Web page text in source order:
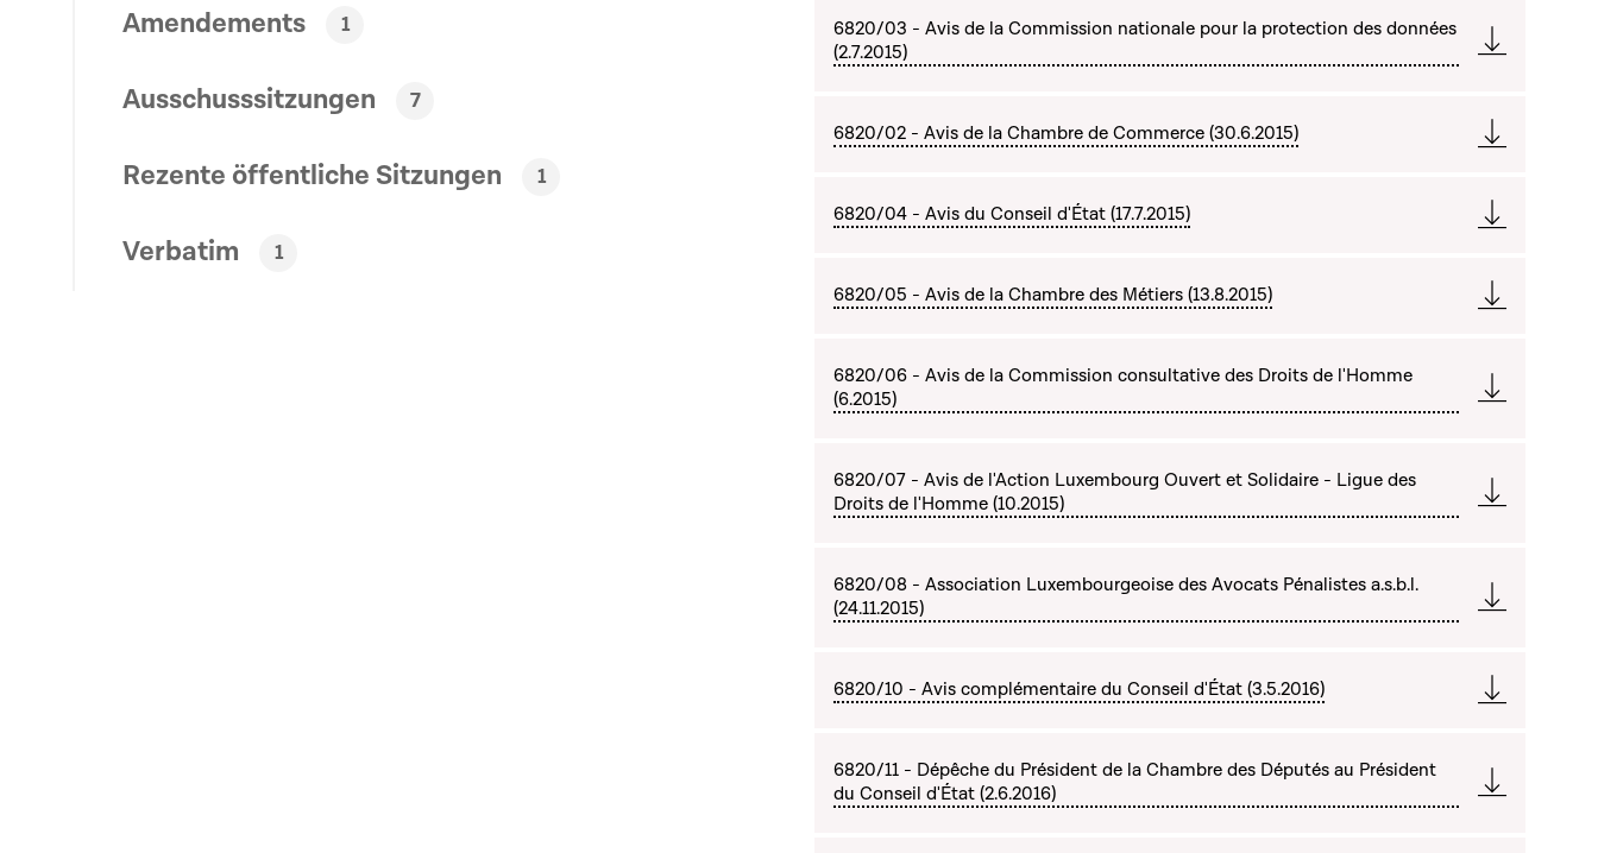
Amendements 1
Ausschusssitzungen 7
Rezente öffentliche Sitzungen 1
Verbatim 1
6820/03 - Avis de la Commission nationale pour la protection des données
(2.7.2015)
6820/02 - Avis de la Chambre de Commerce (30.6.2015)
6820/04 - Avis du Conseil d'État (17.7.2015)
6820/05 - Avis de la Chambre des Métiers (13.8.2015)
6820/06 - Avis de la Commission consultative des Droits de l'Homme
(6.2015)
6820/07 - Avis de l'Action Luxembourg Ouvert et Solidaire - Ligue des
Droits de l'Homme (10.2015)
6820/08 - Association Luxembourgeoise des Avocats Pénalistes a.s.b.l.
(24.11.2015)
6820/10 - Avis complémentaire du Conseil d'État (3.5.2016)
6820/11 - Dépêche du Président de la Chambre des Députés au Président
du Conseil d'État (2.6.2016)